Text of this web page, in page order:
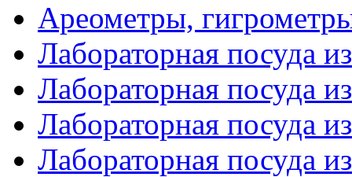
Ареометры,
Лабораторная посуда
Лабораторная посуда
Лабораторная посуда
Лабораторная посуда